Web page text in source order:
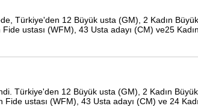
Türkiye'den 12 Büyük usta (GM), 2 Kadın
ustası (WFM), 43 Usta adayı (CM) ve25
Türkiye'den 12 Büyük usta (GM), 2 Kadın
ustası (WFM), 43 Usta adayı (CM) ve 24